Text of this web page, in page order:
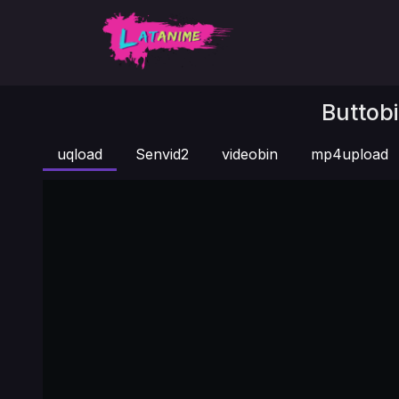
uqload Senvid2 videobin mp4upload